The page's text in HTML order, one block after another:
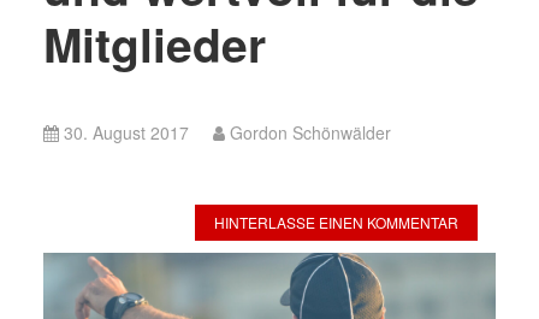
Mitglieder
30. August 2017 Gordon Schönwälder
HINTERLASSE EINEN KOMMENTAR